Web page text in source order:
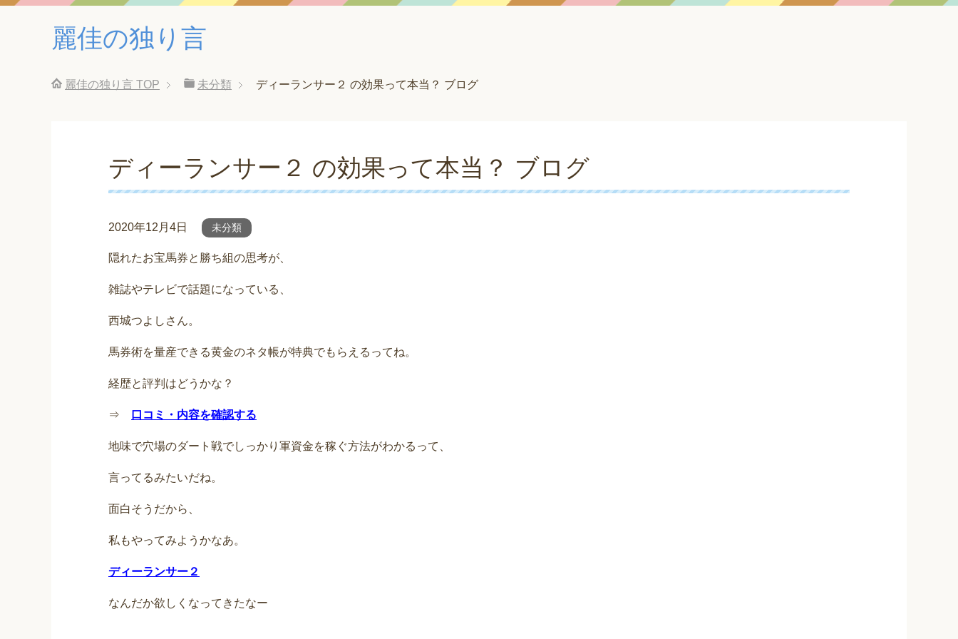
麗佳の独り言
麗佳の独り言 TOP 未分類 ディーランサー２ の効果って本当？ ブログ
ディーランサー２ の効果って本当？ ブログ
2020年12月4日 未分類
隠れたお宝馬券と勝ち組の思考が、
雑誌やテレビで話題になっている、
西城つよしさん。
馬券術を量産できる黄金のネタ帳が特典でもらえるってね。
経歴と評判はどうかな？
⇒ 口コミ・内容を確認する
地味で穴場のダート戦でしっかり軍資金を稼ぐ方法がわかるって、
言ってるみたいだね。
面白そうだから、
私もやってみようかなあ。
ディーランサー２
なんだか欲しくなってきたなー